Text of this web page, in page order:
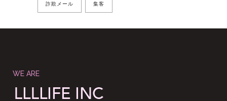
詐欺メール 集客
WE ARE